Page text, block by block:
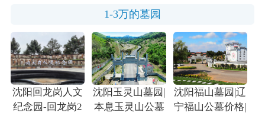
1-3万的墓园
沈阳回龙岗人文
纪念园-回龙岗2
沈阳玉灵山墓园|
本息玉灵山公墓
沈阳福山墓园|辽
宁福山公墓价格|